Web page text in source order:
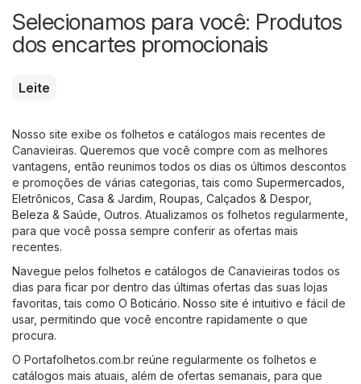
Selecionamos para você: Produtos
dos encartes promocionais
Leite
Nosso site exibe os folhetos e catálogos mais recentes de
Canavieiras. Queremos que você compre com as melhores
vantagens, então reunimos todos os dias os últimos descontos
e promoções de várias categorias, tais como Supermercados
Eletrônicos Casa & Jardim Roupas, Calçados & Despor,
Beleza & Saúde Outros. Atualizamos os folhetos regularmente,
para que você possa sempre conferir as ofertas mais
recentes.
Navegue pelos folhetos e catálogos de Canavieiras todos os
dias para ficar por dentro das últimas ofertas das suas lojas
favoritas, tais como O Boticário. Nosso site é intuitivo e fácil de
usar, permitindo que você encontre rapidamente o que
procura.
O Portafolhetos.com.br reúne regularmente os folhetos e
catálogos mais atuais, além de ofertas semanais, para que